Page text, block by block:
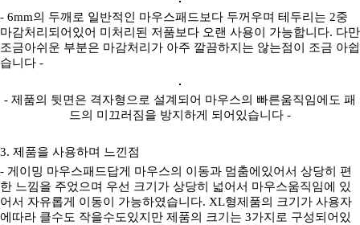
- 6mm의 두깨로 일반적인 마우스패드보다 두꺼우며 테두리는 2중
마감처리되어있어 미처리된 저품보다 오랜 사용이 가능합니다. 다만
조금아쉬운 부분은 마감처리가 아주 깔끔하지는 않는점이 조금 아쉽
습니다 -
- 제품의 뒷면은 격자형으로 설계되어 마우스의 빠른움직임에도 패
드의 미끄러짐을 방지하게 되어있습니다 -
3. 제품을 사용하며 느낀점
- 게이밍 마우스패드답게 마우스의 이동과 멈춤에있어서 상당히 편
한 느낌을 주었으며 우선 크기가 상당히 넓어서 마우스움직임에 있
어서 자유롭게 이동이 가능하였습니다. XL형제품의 크기가 사용자
에따라 클수도 작을수도있지만 제품의 크기는 3가지로 구성되어있